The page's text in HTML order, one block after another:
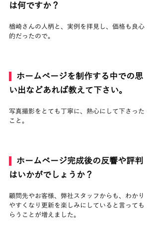
は何ですか？
楢崎さんの人柄と、実例を拝見し、価格も良心
的だったので。
  ホームページを制作する中での思
い出などあれば教えて下さい。
写真撮影をとても丁寧に、熱心にして下さった
こと。
  ホームページ完成後の反響や評判
はいかがでしょうか？
顧問先やお客様、弊社スタッフからも、わかり
やすくなり更新を楽しみにしていると言っても
らうことが増えました。